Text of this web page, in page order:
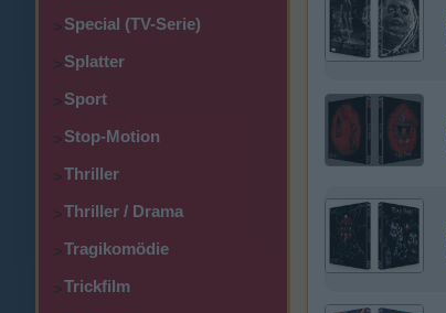
>Special (TV-Serie)
>Splatter
>Sport
>Stop-Motion
>Thriller
>Thriller / Drama
>Tragikomödie
>Trickfilm